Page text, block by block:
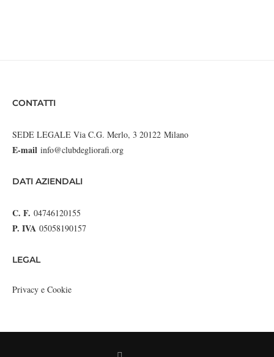
CONTATTI
SEDE LEGALE Via C.G. Merlo, 3 20122 Milano
E-mail info@clubdegliorafi.org
DATI AZIENDALI
C. F. 04746120155
P. IVA 05058190157
LEGAL
Privacy e Cookie